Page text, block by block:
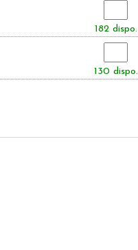
182 dispo.
130 dispo.